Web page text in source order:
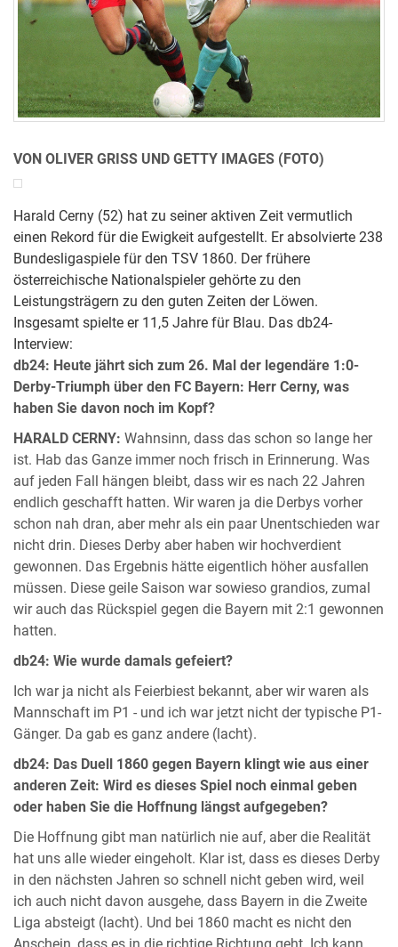
VON OLIVER GRISS UND GETTY IMAGES (FOTO)
Harald Cerny (52) hat zu seiner aktiven Zeit vermutlich
einen Rekord für die Ewigkeit aufgestellt. Er absolvierte 238
Bundesligaspiele für den TSV 1860. Der frühere
österreichische Nationalspieler gehörte zu den
Leistungsträgern zu den guten Zeiten der Löwen.
Insgesamt spielte er 11,5 Jahre für Blau. Das db24-
Interview:
db24: Heute jährt sich zum 26. Mal der legendäre 1:0-
Derby-Triumph über den FC Bayern: Herr Cerny, was
haben Sie davon noch im Kopf?
HARALD CERNY: Wahnsinn, dass das schon so lange her
ist. Hab das Ganze immer noch frisch in Erinnerung. Was
auf jeden Fall hängen bleibt, dass wir es nach 22 Jahren
endlich geschafft hatten. Wir waren ja die Derbys vorher
schon nah dran, aber mehr als ein paar Unentschieden war
nicht drin. Dieses Derby aber haben wir hochverdient
gewonnen. Das Ergebnis hätte eigentlich höher ausfallen
müssen. Diese geile Saison war sowieso grandios, zumal
wir auch das Rückspiel gegen die Bayern mit 2:1 gewonnen
hatten.
db24: Wie wurde damals gefeiert?
Ich war ja nicht als Feierbiest bekannt, aber wir waren als
Mannschaft im P1 - und ich war jetzt nicht der typische P1-
Gänger. Da gab es ganz andere (lacht).
db24: Das Duell 1860 gegen Bayern klingt wie aus einer
anderen Zeit: Wird es dieses Spiel noch einmal geben
oder haben Sie die Hoffnung längst aufgegeben?
Die Hoffnung gibt man natürlich nie auf, aber die Realität
hat uns alle wieder eingeholt. Klar ist, dass es dieses Derby
in den nächsten Jahren so schnell nicht geben wird, weil
ich auch nicht davon ausgehe, dass Bayern in die Zweite
Liga absteigt (lacht). Und bei 1860 macht es nicht den